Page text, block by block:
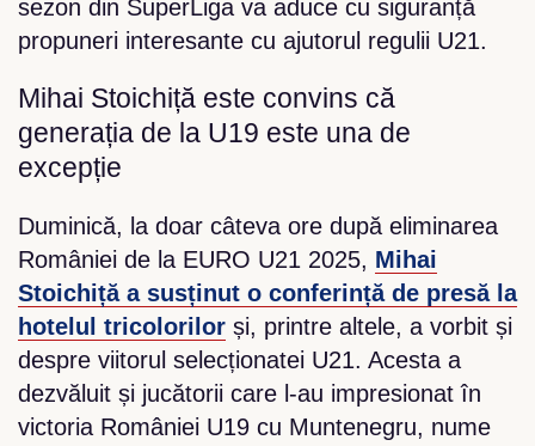
sezon din SuperLiga va aduce cu siguranță
propuneri interesante cu ajutorul regulii U21.
Mihai Stoichiță este convins că
generația de la U19 este una de
excepție
Duminică, la doar câteva ore după eliminarea
României de la EURO U21 2025, Mihai
Stoichiță a susținut o conferință de presă la
hotelul tricolorilor și, printre altele, a vorbit și
despre viitorul selecționatei U21. Acesta a
dezvăluit și jucătorii care l-au impresionat în
victoria României U19 cu Muntenegru, nume